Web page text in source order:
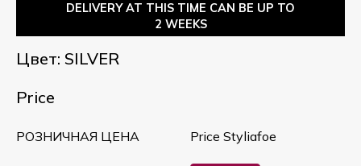
DELIVERY AT THIS TIME CAN BE UP TO
2 WEEKS
Цвет: SILVER
Price
РОЗНИЧНАЯ ЦЕНА Price Styliafoe